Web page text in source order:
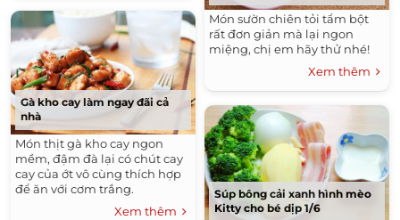
Gà kho cay làm ngay đãi cả
nhà
Món thịt gà kho cay ngon
mềm, đậm đà lại có chút cay
cay của ớt vô cùng thích hợp
để ăn với cơm trắng.
Xem thêm
Món sườn chiên tỏi tẩm bột
rất đơn giản mà lại ngon
miệng, chị em hãy thử nhé!
Xem thêm
Súp bông cải xanh hình mèo
Kitty cho bé dịp 1/6